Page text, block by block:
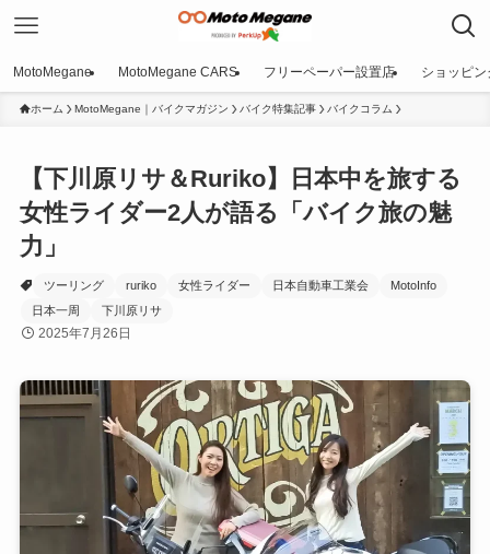
MotoMegane MotoMegane CARS フリーペーパー設置店 ショッピン
ホーム MotoMegane｜バイクマガジン バイク特集記事 バイクコラム
【下川原リサ＆Ruriko】日本中を旅する
女性ライダー2人が語る「バイク旅の魅
力」
ツーリング ruriko 女性ライダー 日本自動車工業会
MotoInfo
日本一周
下川原リサ
2025年7月26日